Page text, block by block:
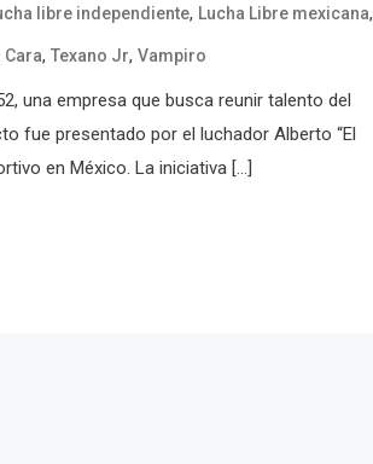
libre independiente, Lucha Libre mexicana,
Cara, Texano Jr, Vampiro
una empresa que busca reunir talento del
fue presentado por el luchador Alberto “El
en México. La iniciativa […]